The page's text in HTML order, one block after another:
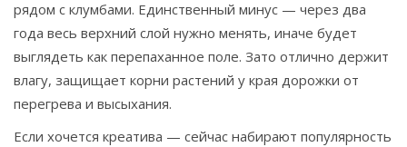
рядом с клумбами. Единственный минус — через два
года весь верхний слой нужно менять, иначе будет
выглядеть как перепаханное поле. Зато отлично держит
влагу, защищает корни растений у края дорожки от
перегрева и высыхания.
Если хочется креатива — сейчас набирают популярность